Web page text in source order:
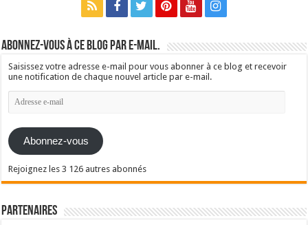
Abonnez-vous à ce blog par e-mail.
Saisissez votre adresse e-mail pour vous abonner à ce blog et recevoir
une notification de chaque nouvel article par e-mail.
Adresse
e-
Abonnez-vous
Rejoignez les 3 126 autres abonnés
Partenaires